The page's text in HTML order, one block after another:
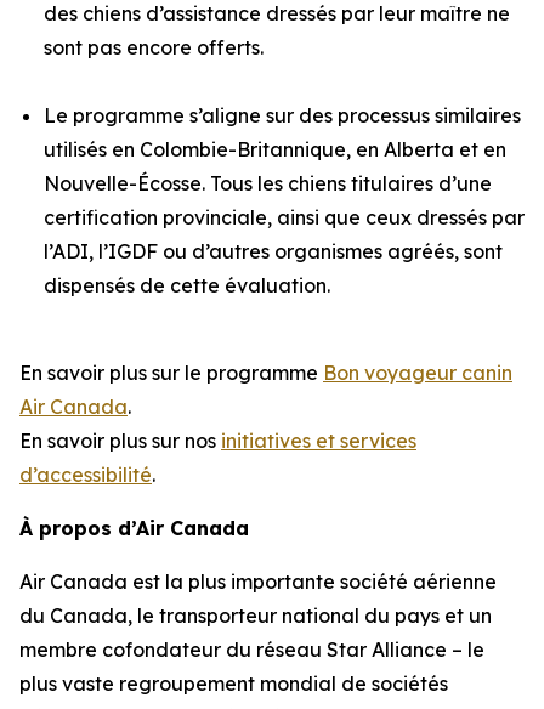
des chiens d’assistance dressés par leur maître ne
sont pas encore offerts.
Le programme s’aligne sur des processus similaires
utilisés en Colombie-Britannique, en Alberta et en
Nouvelle-Écosse. Tous les chiens titulaires d’une
certification provinciale, ainsi que ceux dressés par
l’ADI, l’IGDF ou d’autres organismes agréés, sont
dispensés de cette évaluation.
En savoir plus sur le programme Bon voyageur canin
Air Canada.
En savoir plus sur nos initiatives et services
d’accessibilité.
À propos d’Air Canada
Air Canada est la plus importante société aérienne
du Canada, le transporteur national du pays et un
membre cofondateur du réseau Star Alliance – le
plus vaste regroupement mondial de sociétés